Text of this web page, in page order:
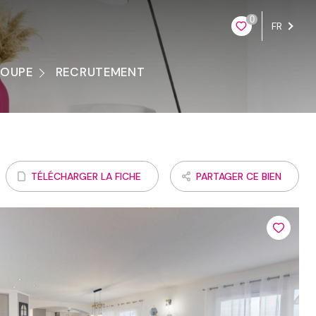
0
FR
RECRUTEMENT
TÉLÉCHARGER LA FICHE PARTAGER CE BIEN